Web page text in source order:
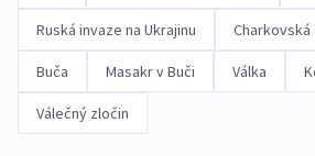
Ruská invaze na Ukrajinu
Buča Masakr v Buči Válka
Válečný zločin